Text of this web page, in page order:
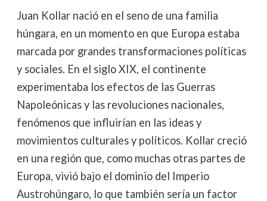
Juan Kollar nació en el seno de una familia
húngara, en un momento en que Europa estaba
marcada por grandes transformaciones políticas
y sociales. En el siglo XIX, el continente
experimentaba los efectos de las Guerras
Napoleónicas y las revoluciones nacionales,
fenómenos que influirían en las ideas y
movimientos culturales y políticos. Kollar creció
en una región que, como muchas otras partes de
Europa, vivió bajo el dominio del Imperio
Austrohúngaro, lo que también sería un factor